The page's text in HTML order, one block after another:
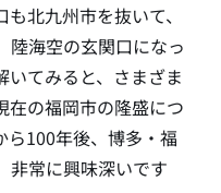
北九州市を抜いて、
陸海空の玄関口になっ
いてみると、さまざま
在の福岡市の隆盛につ
ら100年後、博多・福
非常に興味深いです